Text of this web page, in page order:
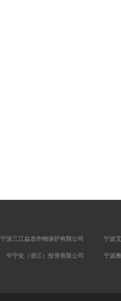
宁波三江益农作物保护有限公司 宁波
中宁化（浙江）投资有限公司 宁波